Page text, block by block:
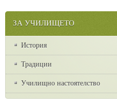
ЗА УЧИЛИЩЕТО
История
Традиции
Училищно настоятелство